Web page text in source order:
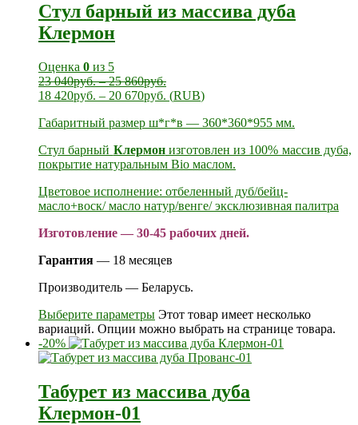
Стул барный из массива дуба
Клермон
Оценка 0 из 5
23 040руб.–25 860руб.
18 420руб. – 20 670руб. (RUB)
Габаритный размер ш*г*в — 360*360*955 мм.
Стул барный Клермонизготовлен из 100% массив дуба,
покрытие натуральным Bio маслом.
Цветовое исполнение: отбеленный дуб/бейц-
масло+воск/ масло натур/венге/ эксклюзивная палитра
Изготовление — 30-45 рабочих дней.
Гарантия — 18 месяцев
Производитель — Беларусь.
Выберите параметры Этот товар имеет несколько
вариаций. Опции можно выбрать на странице товара.
-20%
Табурет из массива дуба
Клермон-01